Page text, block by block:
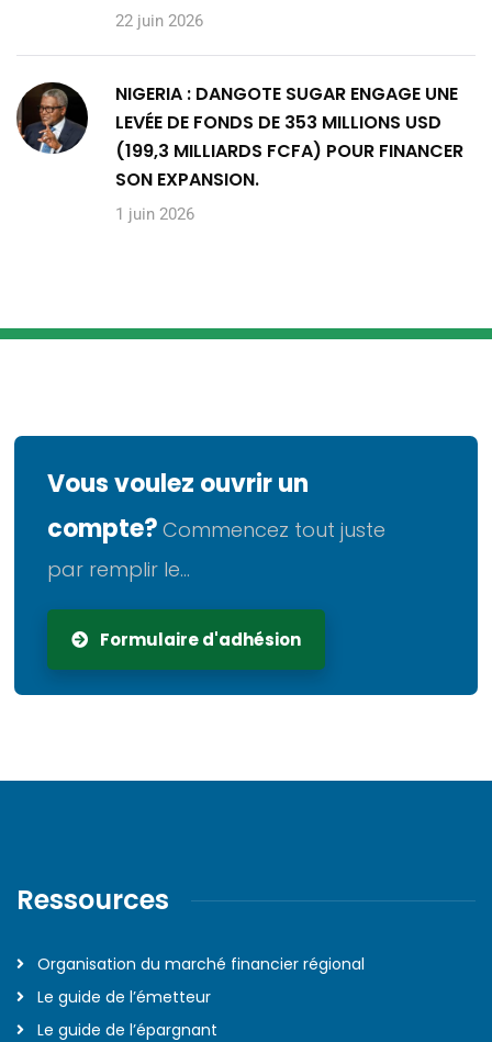
22 juin 2026
NIGERIA : DANGOTE SUGAR ENGAGE UNE
LEVÉE DE FONDS DE 353 MILLIONS USD
(199,3 MILLIARDS FCFA) POUR FINANCER
SON EXPANSION.
1 juin 2026
Vous voulez ouvrir un
compte? Commencez tout juste
par remplir le...
Formulaire d'adhésion
Ressources
Organisation du marché financier régional
Le guide de l’émetteur
Le guide de l’épargnant